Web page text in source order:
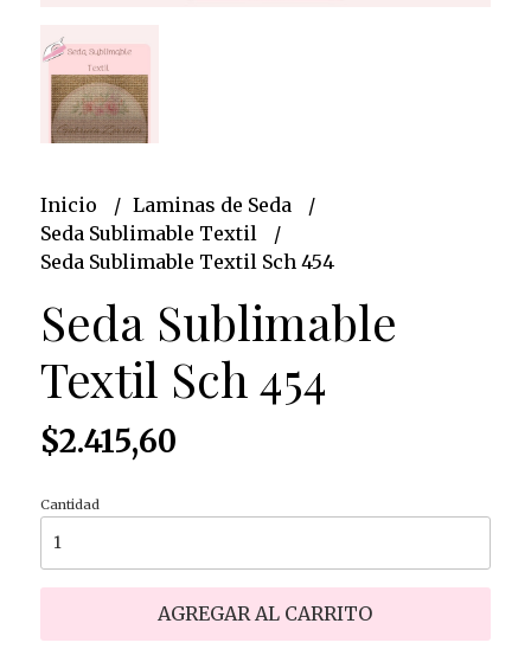
Inicio
Laminas de Seda
Seda Sublimable Textil
Seda Sublimable Textil Sch 454
Seda Sublimable
Textil Sch 454
$2.415,60
Cantidad
AGREGAR AL CARRITO